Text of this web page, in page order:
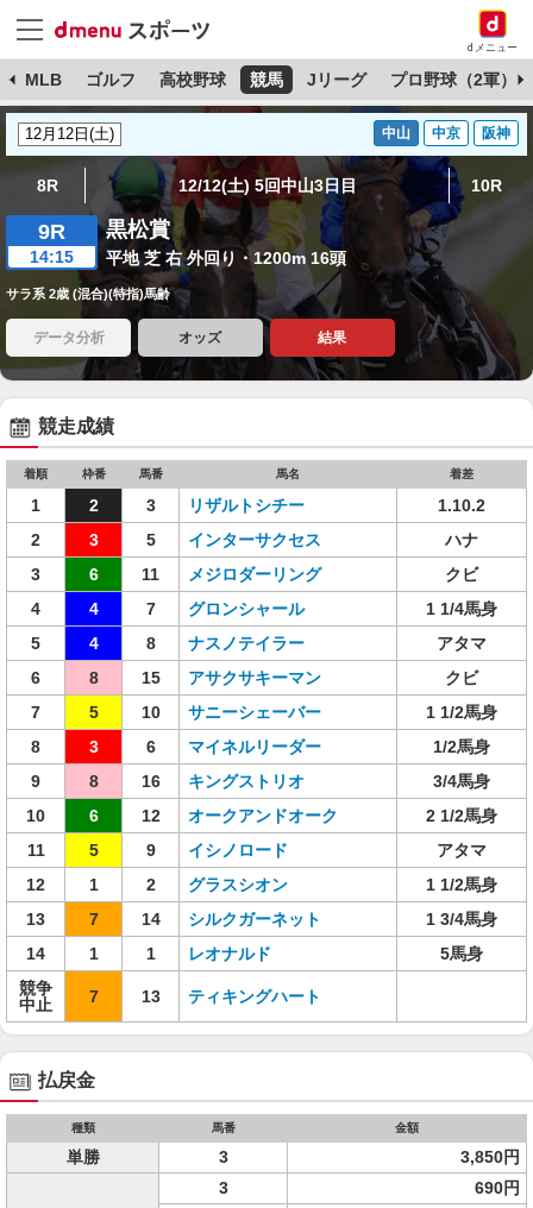
dメニュー
MLB ゴルフ 高校野球 競馬 Jリーグ プロ野球（2軍）
中山 中京 阪神
8R 12/12(土) 5回中山3日目 10R
9R
14:15
黒松賞
平地 芝 右 外回り・1200m 16頭
サラ系 2歳 (混合)(特指)馬齢
データ分析 オッズ 結果
競走成績
着順 枠番 馬番 馬名 着差
1 2 3 リザルトシチー
1.10.2
2
3 5 インターサクセス
ハナ
3
6 11 メジロダーリング
クビ
4
4 7 グロンシャール
1 1/4馬身
5
4 8 ナスノテイラー
アタマ
6
8 15 アサクサキーマン
クビ
7
5 10 サニーシェーバー
1 1/2馬身
8
3 6 マイネルリーダー
1/2馬身
9
8 16 キングストリオ
3/4馬身
10
6 12 オークアンドオーク
2 1/2馬身
11
5 9 イシノロード
アタマ
12
1 2 グラスシオン
1 1/2馬身
13
7 14 シルクガーネット
1 3/4馬身
14
1 1 レオナルド
5馬身
競争
中止
7 13 ティキングハート
払戻金
種類 馬番 金額
単勝 3 3,850円
3
690円